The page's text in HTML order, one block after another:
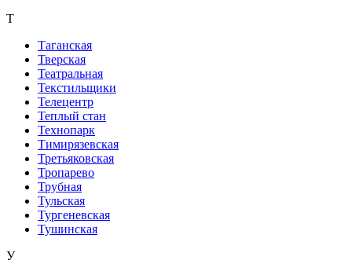
Т
Таганская
Тверская
Театральная
Текстильщики
Телецентр
Теплый стан
Технопарк
Тимирязевская
Третьяковская
Тропарево
Трубная
Тульская
Тургеневская
Тушинская
У